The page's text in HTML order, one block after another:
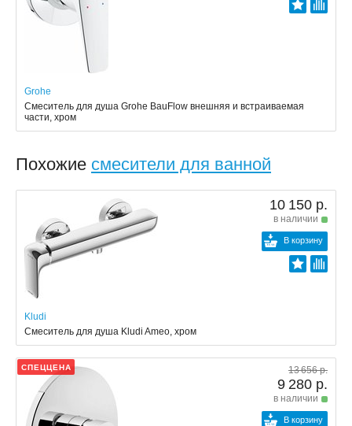
Grohe
Смеситель для душа Grohe BauFlow внешняя и встраиваемая
части, хром
Похожие смесители для ванной
10 150 р.
в наличии
В корзину
Kludi
Смеситель для душа Kludi Ameo, хром
СПЕЦЦЕНА 13 656 р.
9 280 р.
в наличии
В корзину